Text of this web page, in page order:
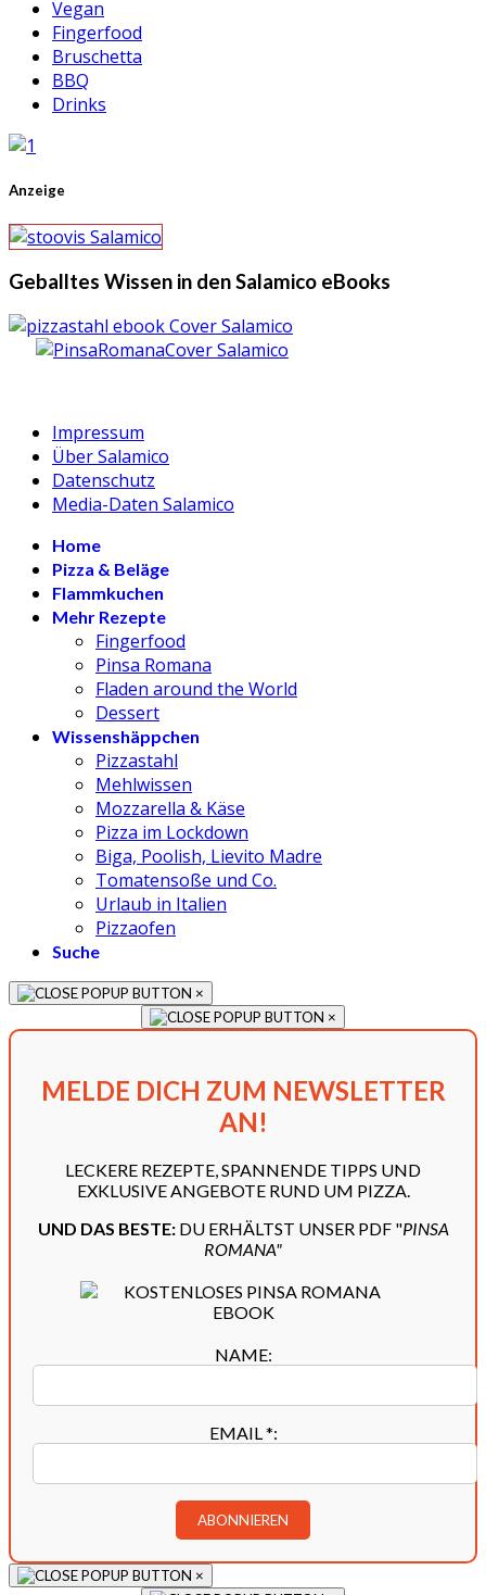
Vegan
Fingerfood
Bruschetta
BBQ
Drinks
Anzeige
Geballtes Wissen in den Salamico eBooks
Impressum
Über Salamico
Datenschutz
Media-Daten Salamico
Home
Pizza & Beläge
Flammkuchen
Mehr Rezepte
Fingerfood
Pinsa Romana
Fladen around the World
Dessert
Wissenshäppchen
Pizzastahl
Mehlwissen
Mozzarella & Käse
Pizza im Lockdown
Biga, Poolish, Lievito Madre
Tomatensoße und Co.
Urlaub in Italien
Pizzaofen
Suche
×
×
MELDE DICH ZUM NEWSLETTER
AN!
LECKERE REZEPTE, SPANNENDE TIPPS UND
EXKLUSIVE ANGEBOTE RUND UM PIZZA.
UND DAS BESTE:DU ERHÄLTST UNSER PDF "PINSA
ROMANA"
NAME:
EMAIL*:
×